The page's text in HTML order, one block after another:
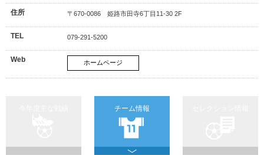
住所 〒670-0086 姫路市田寺6丁目11-30 2F
TEL 079-291-5200
Web ホームページ
チーム情報